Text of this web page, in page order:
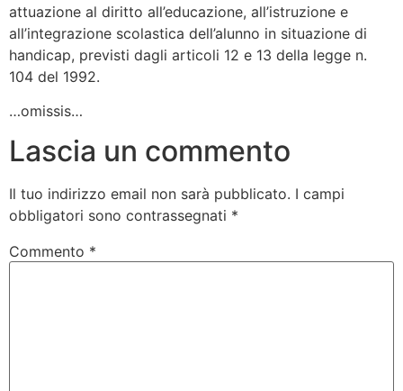
attuazione al diritto all’educazione, all’istruzione e
all’integrazione scolastica dell’alunno in situazione di
handicap, previsti dagli articoli 12 e 13 della legge n.
104 del 1992.
…omissis…
Lascia un commento
Il tuo indirizzo email non sarà pubblicato. I campi
obbligatori sono contrassegnati *
Commento *